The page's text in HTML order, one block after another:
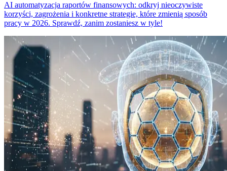
AI automatyzacja raportów finansowych: odkryj nieoczywiste
korzyści, zagrożenia i konkretne strategie, które zmienią sposób
pracy w 2026. Sprawdź, zanim zostaniesz w tyle!